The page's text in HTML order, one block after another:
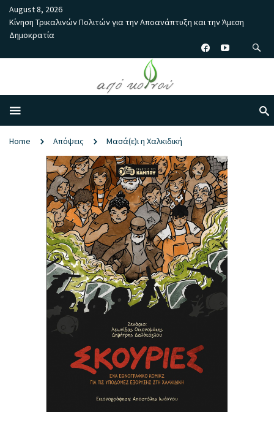
August 8, 2026
Κίνηση Τρικαλινών Πολιτών για την Αποανάπτυξη και την Άμεση
Δημοκρατία
Home Απόψεις Μασά(ε)ι η Χαλκιδική